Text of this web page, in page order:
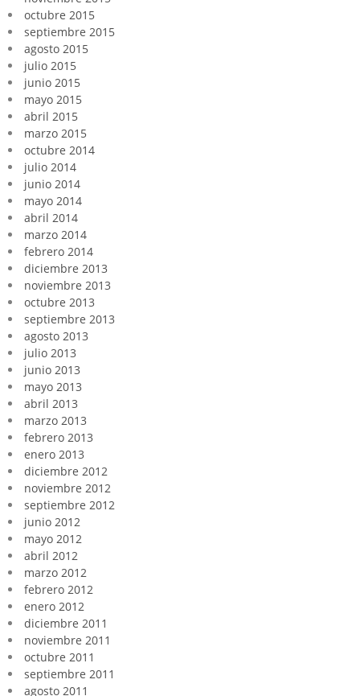
octubre 2015
septiembre 2015
agosto 2015
julio 2015
junio 2015
mayo 2015
abril 2015
marzo 2015
octubre 2014
julio 2014
junio 2014
mayo 2014
abril 2014
marzo 2014
febrero 2014
diciembre 2013
noviembre 2013
octubre 2013
septiembre 2013
agosto 2013
julio 2013
junio 2013
mayo 2013
abril 2013
marzo 2013
febrero 2013
enero 2013
diciembre 2012
noviembre 2012
septiembre 2012
junio 2012
mayo 2012
abril 2012
marzo 2012
febrero 2012
enero 2012
diciembre 2011
noviembre 2011
octubre 2011
septiembre 2011
agosto 2011